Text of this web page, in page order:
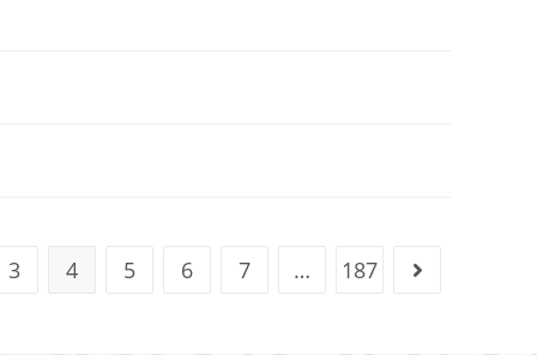
3 4 5 6 7 … 187